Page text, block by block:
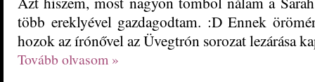
több ereklyével gazdagodtam. :D Ennek
hozok az írónővel az Üvegtrón sorozat lezárása
Tovább olvasom »